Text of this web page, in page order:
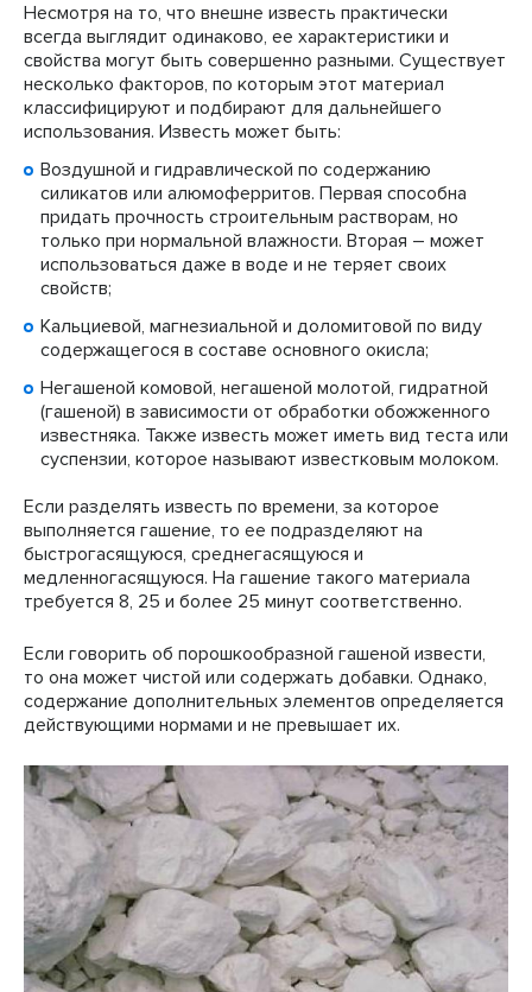
Несмотря на то, что внешне известь практически
всегда выглядит одинаково, ее характеристики и
свойства могут быть совершенно разными. Существует
несколько факторов, по которым этот материал
классифицируют и подбирают для дальнейшего
использования. Известь может быть:
Воздушной и гидравлической по содержанию
силикатов или алюмоферритов. Первая способна
придать прочность строительным растворам, но
только при нормальной влажности. Вторая – может
использоваться даже в воде и не теряет своих
свойств;
Кальциевой, магнезиальной и доломитовой по виду
содержащегося в составе основного окисла;
Негашеной комовой, негашеной молотой, гидратной
(гашеной) в зависимости от обработки обожженного
известняка. Также известь может иметь вид теста или
суспензии, которое называют известковым молоком.
Если разделять известь по времени, за которое
выполняется гашение, то ее подразделяют на
быстрогасящуюся, среднегасящуюся и
медленногасящуюся. На гашение такого материала
требуется 8, 25 и более 25 минут соответственно.
Если говорить об порошкообразной гашеной извести,
то она может чистой или содержать добавки. Однако,
содержание дополнительных элементов определяется
действующими нормами и не превышает их.